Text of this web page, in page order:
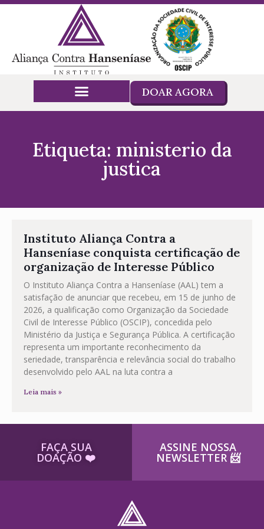
DOAR AGORA
Etiqueta: ministerio da
justica
Instituto Aliança Contra a
Hanseníase conquista certificação de
organização de Interesse Público
O Instituto Aliança Contra a Hanseníase (AAL) tem a
satisfação de anunciar que recebeu, em 15 de junho de
2026, a qualificação como Organização da Sociedade
Civil de Interesse Público (OSCIP), concedida pelo
Ministério da Justiça e Segurança Pública. A certificação
representa um importante reconhecimento da
seriedade, transparência e relevância social do trabalho
desenvolvido pelo AAL na luta contra a
Leia mais »
FAÇA SUA
DOAÇÃO ​❤️
ASSINE NOSSA
NEWSLETTER ​📨